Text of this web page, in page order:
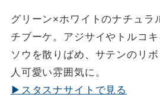
グリーン×ホワイトのナチュラ
チブーケ。アジサイやトルコ
ソウを散りばめ、サテンのリ
人可愛い雰囲気に。
▶スタスナサイトで見る